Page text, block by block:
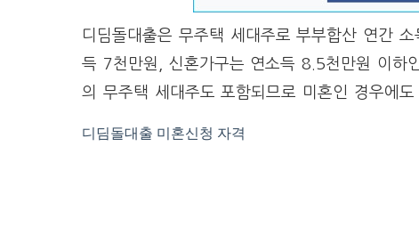
디딤돌대출은 무주택 세대주로 부부합산 연간
득 7천만원, 신혼가구는 연소득 8.5천만원 이하
의 무주택 세대주도 포함되므로 미혼인 경우에도
디딤돌대출 미혼신청 자격